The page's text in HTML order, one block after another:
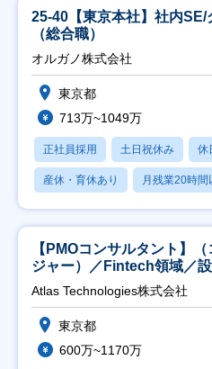
25-40【東京本社】社内SE/
（総合職）
オルガノ株式会社
東京都
713万~1049万
正社員採用 土日祝休み 休
産休・育休あり 月残業20時間
【PMOコンサルタント】
ジャー）／Fintech領域／
Atlas Technologies株式会社
東京都
600万~1170万